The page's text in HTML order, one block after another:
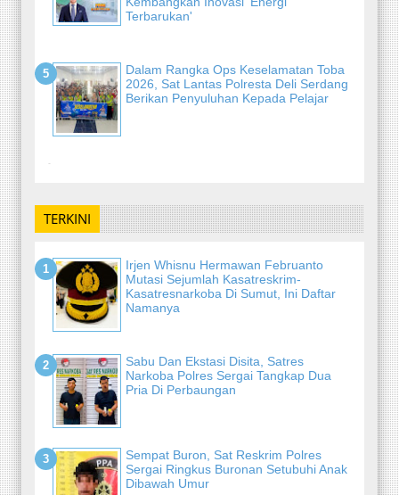
Terbarukan'
Dalam Rangka Ops Keselamatan Toba
2026, Sat Lantas Polresta Deli Serdang
Berikan Penyuluhan Kepada Pelajar
-
TERKINI
Irjen Whisnu Hermawan Februanto
Mutasi Sejumlah Kasatreskrim-
Kasatresnarkoba Di Sumut, Ini Daftar
Namanya
Sabu Dan Ekstasi Disita, Satres
Narkoba Polres Sergai Tangkap Dua
Pria Di Perbaungan
Sempat Buron, Sat Reskrim Polres
Sergai Ringkus Buronan Setubuhi Anak
Dibawah Umur